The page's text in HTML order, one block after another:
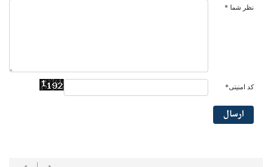
نظر شما *
کد امنیتی*
ارسال